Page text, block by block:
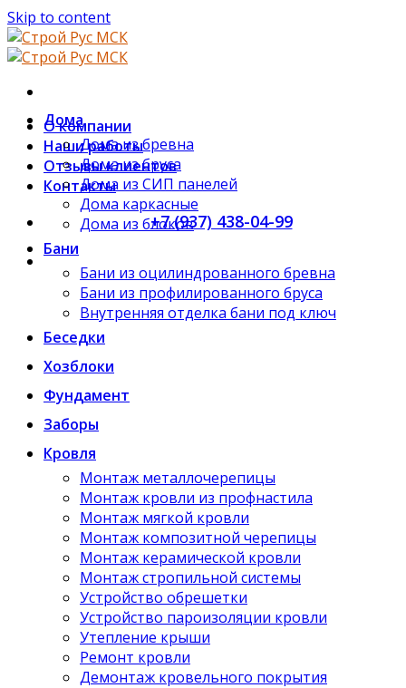
Skip to content
О компании
Наши работы
Отзывы клиентов
Контакты
+7 (937) 438-04-99
Дома
Дома из бревна
Дома из бруса
Дома из СИП панелей
Дома каркасные
Дома из блоков
Бани
Бани из оцилиндрованного бревна
Бани из профилированного бруса
Внутренняя отделка бани под ключ
Беседки
Хозблоки
Фундамент
Заборы
Кровля
Монтаж металлочерепицы
Монтаж кровли из профнастила
Монтаж мягкой кровли
Монтаж композитной черепицы
Монтаж керамической кровли
Монтаж стропильной системы
Устройство обрешетки
Устройство пароизоляции кровли
Утепление крыши
Ремонт кровли
Демонтаж кровельного покрытия